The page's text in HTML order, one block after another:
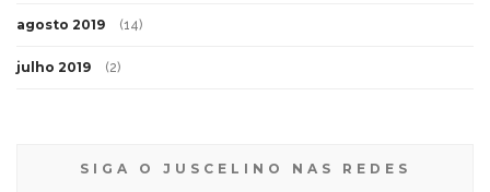
agosto 2019 (14)
julho 2019 (2)
SIGA O JUSCELINO NAS REDES